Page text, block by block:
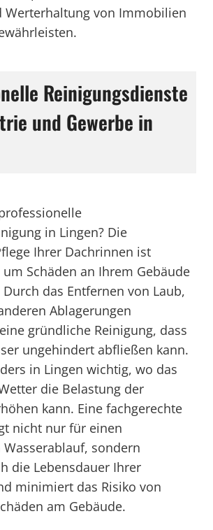
Werterhaltung von Immobilien
Reinigungsdienste
und Gewerbe in
in Lingen? Die
Ihrer Dachrinnen ist
Schäden an Ihrem Gebäude
das Entfernen von Laub,
Ablagerungen
gründliche Reinigung, dass
ungehindert abfließen kann.
in Lingen wichtig, wo das
die Belastung der
kann. Eine fachgerechte
nicht nur für einen
sondern
die Lebensdauer Ihrer
minimiert das Risiko von
am Gebäude.